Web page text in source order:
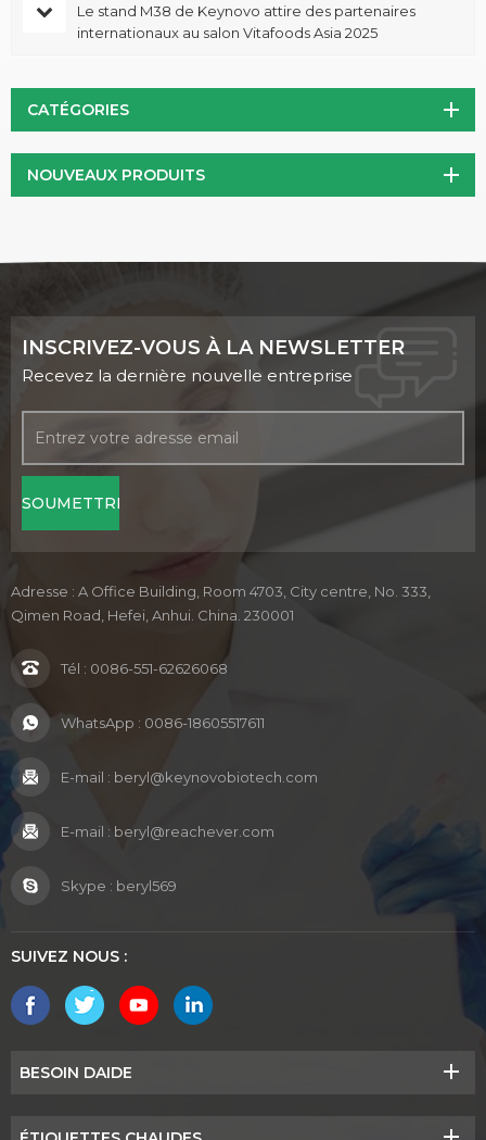
Le stand M38 de Keynovo attire des partenaires
internationaux au salon Vitafoods Asia 2025
CATÉGORIES
NOUVEAUX PRODUITS
INSCRIVEZ-VOUS À LA NEWSLETTER
Recevez la dernière nouvelle entreprise
Adresse : A Office Building, Room 4703, City centre, No. 333,
Qimen Road, Hefei, Anhui. China. 230001
Tél : 0086-551-62626068
WhatsApp : 0086-18605517611
E-mail : beryl@keynovobiotech.com
E-mail : beryl@reachever.com
Skype : beryl569
SUIVEZ NOUS :
BESOIN DAIDE